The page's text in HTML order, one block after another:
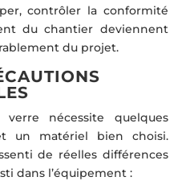
contrôler la conformité
du chantier deviennent
du projet.
nécessite quelques
un matériel bien choisi.
de réelles différences
dans l’équipement :